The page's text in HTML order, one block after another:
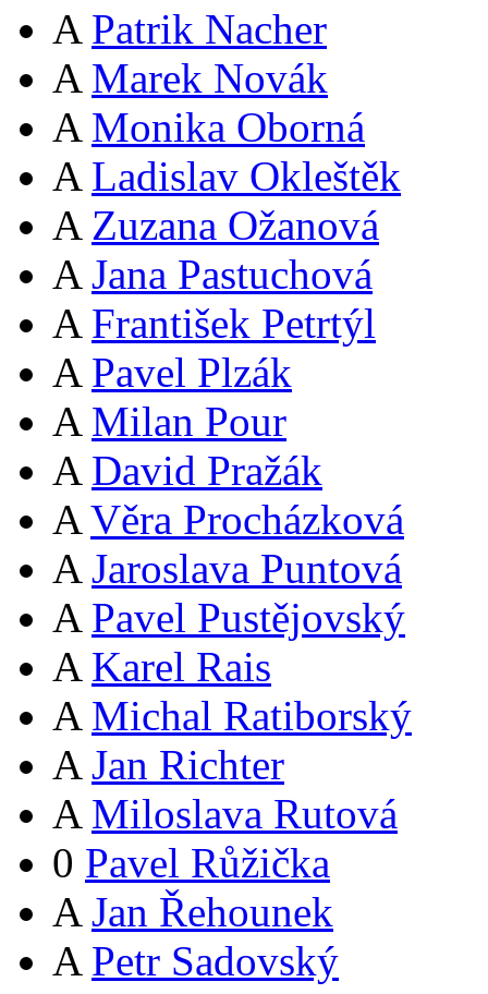
A Patrik Nacher
A Marek Novák
A Monika Oborná
A Ladislav Okleštěk
A Zuzana Ožanová
A Jana Pastuchová
A František Petrtýl
A Pavel Plzák
A Milan Pour
A David Pražák
A Věra Procházková
A Jaroslava Puntová
A Pavel Pustějovský
A Karel Rais
A Michal Ratiborský
A Jan Richter
A Miloslava Rutová
0 Pavel Růžička
A Jan Řehounek
A Petr Sadovský